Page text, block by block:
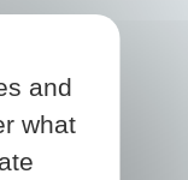
and
what